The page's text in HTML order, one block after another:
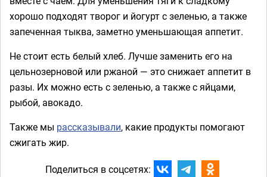
хорошо подходят творог и йогурт с зеленью, а также
запеченная тыква, заметно уменьшающая аппетит.
Не стоит есть белый хлеб. Лучше заменить его на
цельнозерновой или ржаной — это снижает аппетит в
разы. Их можно есть с зеленью, а также с яйцами,
рыбой, авокадо.
Также мы рассказывали, какие продукты помогают
сжигать жир.
Поделиться в соцсетях: